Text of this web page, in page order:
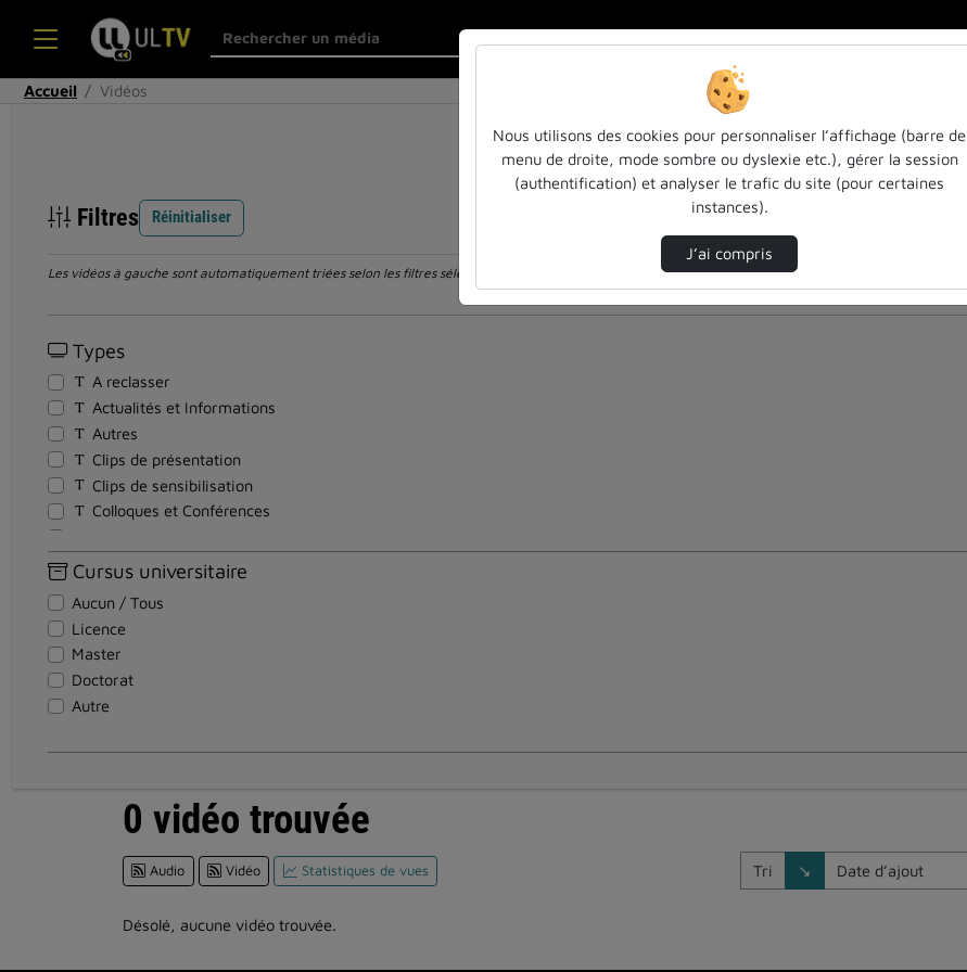
Accueil Vidéos
Filtres Réinitialiser
Les vidéos à gauche sont automatiquement triées selon les filtres sélectionnés ci-dessous. Consultez les options pour ajuster les résultats.
Types
A reclasser
Actualités et Informations
Autres
Clips de présentation
Clips de sensibilisation
Colloques et Conférences
Documents pédagogiques
Entretiens
Institutionnel
Magazines
Spectacles et Expositions
Témoignages
Tutoriel
Cursus universitaire
Aucun / Tous
Licence
Master
Doctorat
Autre
0 vidéo trouvée
Audio Vidéo Statistiques de vues Tri ↘
Direction de tri
Désolé, aucune vidéo trouvée.
Nous utilisons des cookies pour personnaliser l’affichage (barre de
menu de droite, mode sombre ou dyslexie etc.), gérer la session
(authentification) et analyser le trafic du site (pour certaines
instances).
J’ai compris